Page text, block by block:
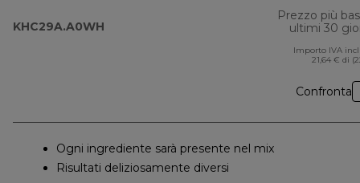
KHC29A.A0WH
Prezzo più
ultimi 30
Importo IVA
21,64 € di
Confronta
Ogni ingrediente sarà presente nel mix
Risultati deliziosamente diversi